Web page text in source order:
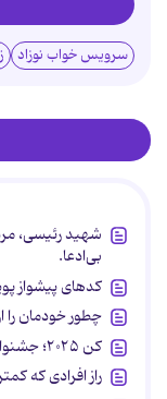
سرویس خواب نوزاد
شهید رئیسی،
بی‌ادعا.
کدهای پیشواز
چطور خودمان را از نظر ذهنی
کن ۲۰۲۵؛ جشنواره‌ای علیه خانواده
راز افرادی که